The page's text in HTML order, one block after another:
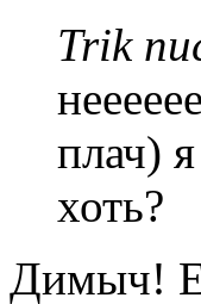
Trik
плач)
хоть?
Димыч!